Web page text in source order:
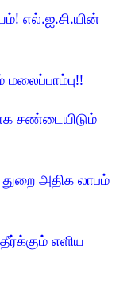
எல்.ஐ.சி.யின்
சண்டையிடும்
அதிக லாபம்
எளிய